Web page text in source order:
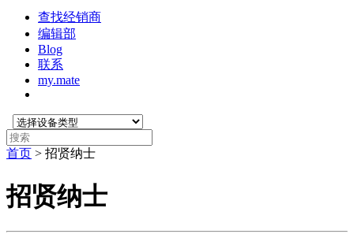
查找经销商
编辑部
Blog
联系
my.mate
选
择
设
类
型
搜
索
首页 > 招贤纳士
招贤纳士